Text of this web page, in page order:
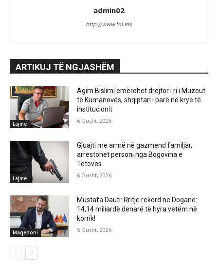
admin02
http://www.fol.mk
ARTIKUJ TË NGJASHËM
Lajme
Agim Bislimi emërohet drejtor i ri i Muzeut
të Kumanovës, shqiptari i parë në krye të
institucionit
6 Gusht, 2026
Lajme
Gjuajti me armë në gazmend familjar,
arrestohet personi nga Bogovina e
Tetovës
6 Gusht, 2026
Maqedoni
Mustafa Dauti: Rritje rekord në Doganë:
14,14 miliardë denarë të hyra vetëm në
korrik!
5 Gusht, 2026